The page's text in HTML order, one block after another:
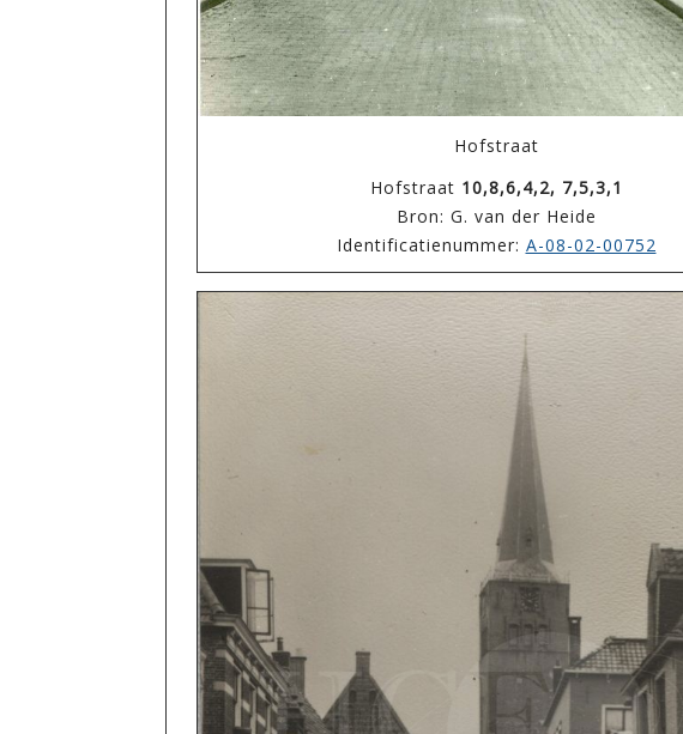
Hofstraat
Hofstraat 10,8,6,4,2, 7,5,3,1
Bron: G. van der Heide
Identificatienummer: A-08-02-00752